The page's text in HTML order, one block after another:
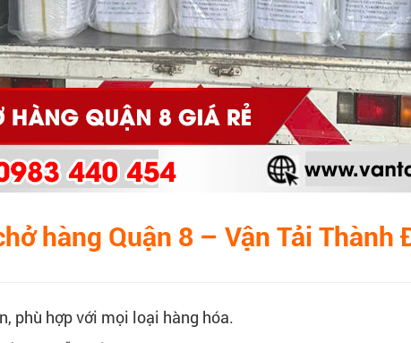
hàng Quận 8 – Vận Tải Thành
phù hợp với mọi loại hàng hóa.